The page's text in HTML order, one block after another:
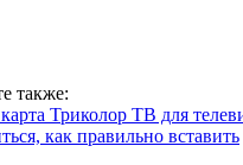
также:
Триколор ТВ для
как правильно вставить